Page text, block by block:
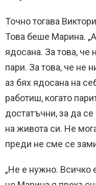
Точно тогава
Това беше Марина.
ядосана. За това, че
пари. За това, че не
аз бях ядосана на
работиш, когато
достатъчни, за да
на живота си. Не
преди не сме се
„Не е нужно. Всичко